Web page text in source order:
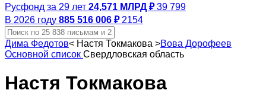
Русфонд за 29 лет 24,571 МЛРД ₽ 39 799
В 2026 году 885 516 006 ₽ 2154
Дима Федотов< Настя Токмакова >Вова Дорофеев
Основной список Свердловская область
Настя Токмакова